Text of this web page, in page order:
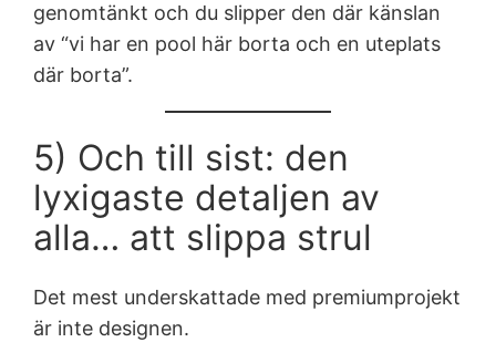
genomtänkt och du slipper den där känslan
av “vi har en pool här borta och en uteplats
där borta”.
5) Och till sist: den
lyxigaste detaljen av
alla… att slippa strul
Det mest underskattade med premiumprojekt
är inte designen.